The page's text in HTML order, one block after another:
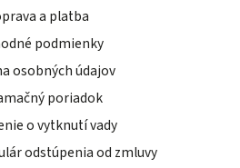
a platba
podmienky
osobných údajov
poriadok
o vytknutí vady
odstúpenia od zmluvy